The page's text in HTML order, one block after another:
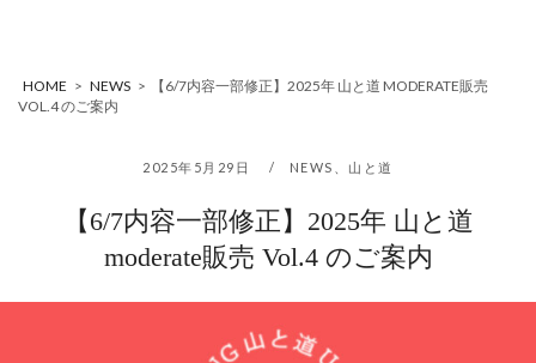
HOME > NEWS >
【6/7内容一部修正】2025年 山と道 MODERATE販売
VOL.4 のご案内
2025年5月29日 NEWS 山と道
【6/7内容一部修正】2025年 山と道
moderate販売 Vol.4 のご案内